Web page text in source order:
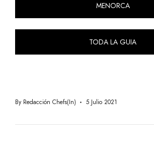
MENORCA
TODA LA GUIA
By Redacción Chefs(in) 5 Julio 2021